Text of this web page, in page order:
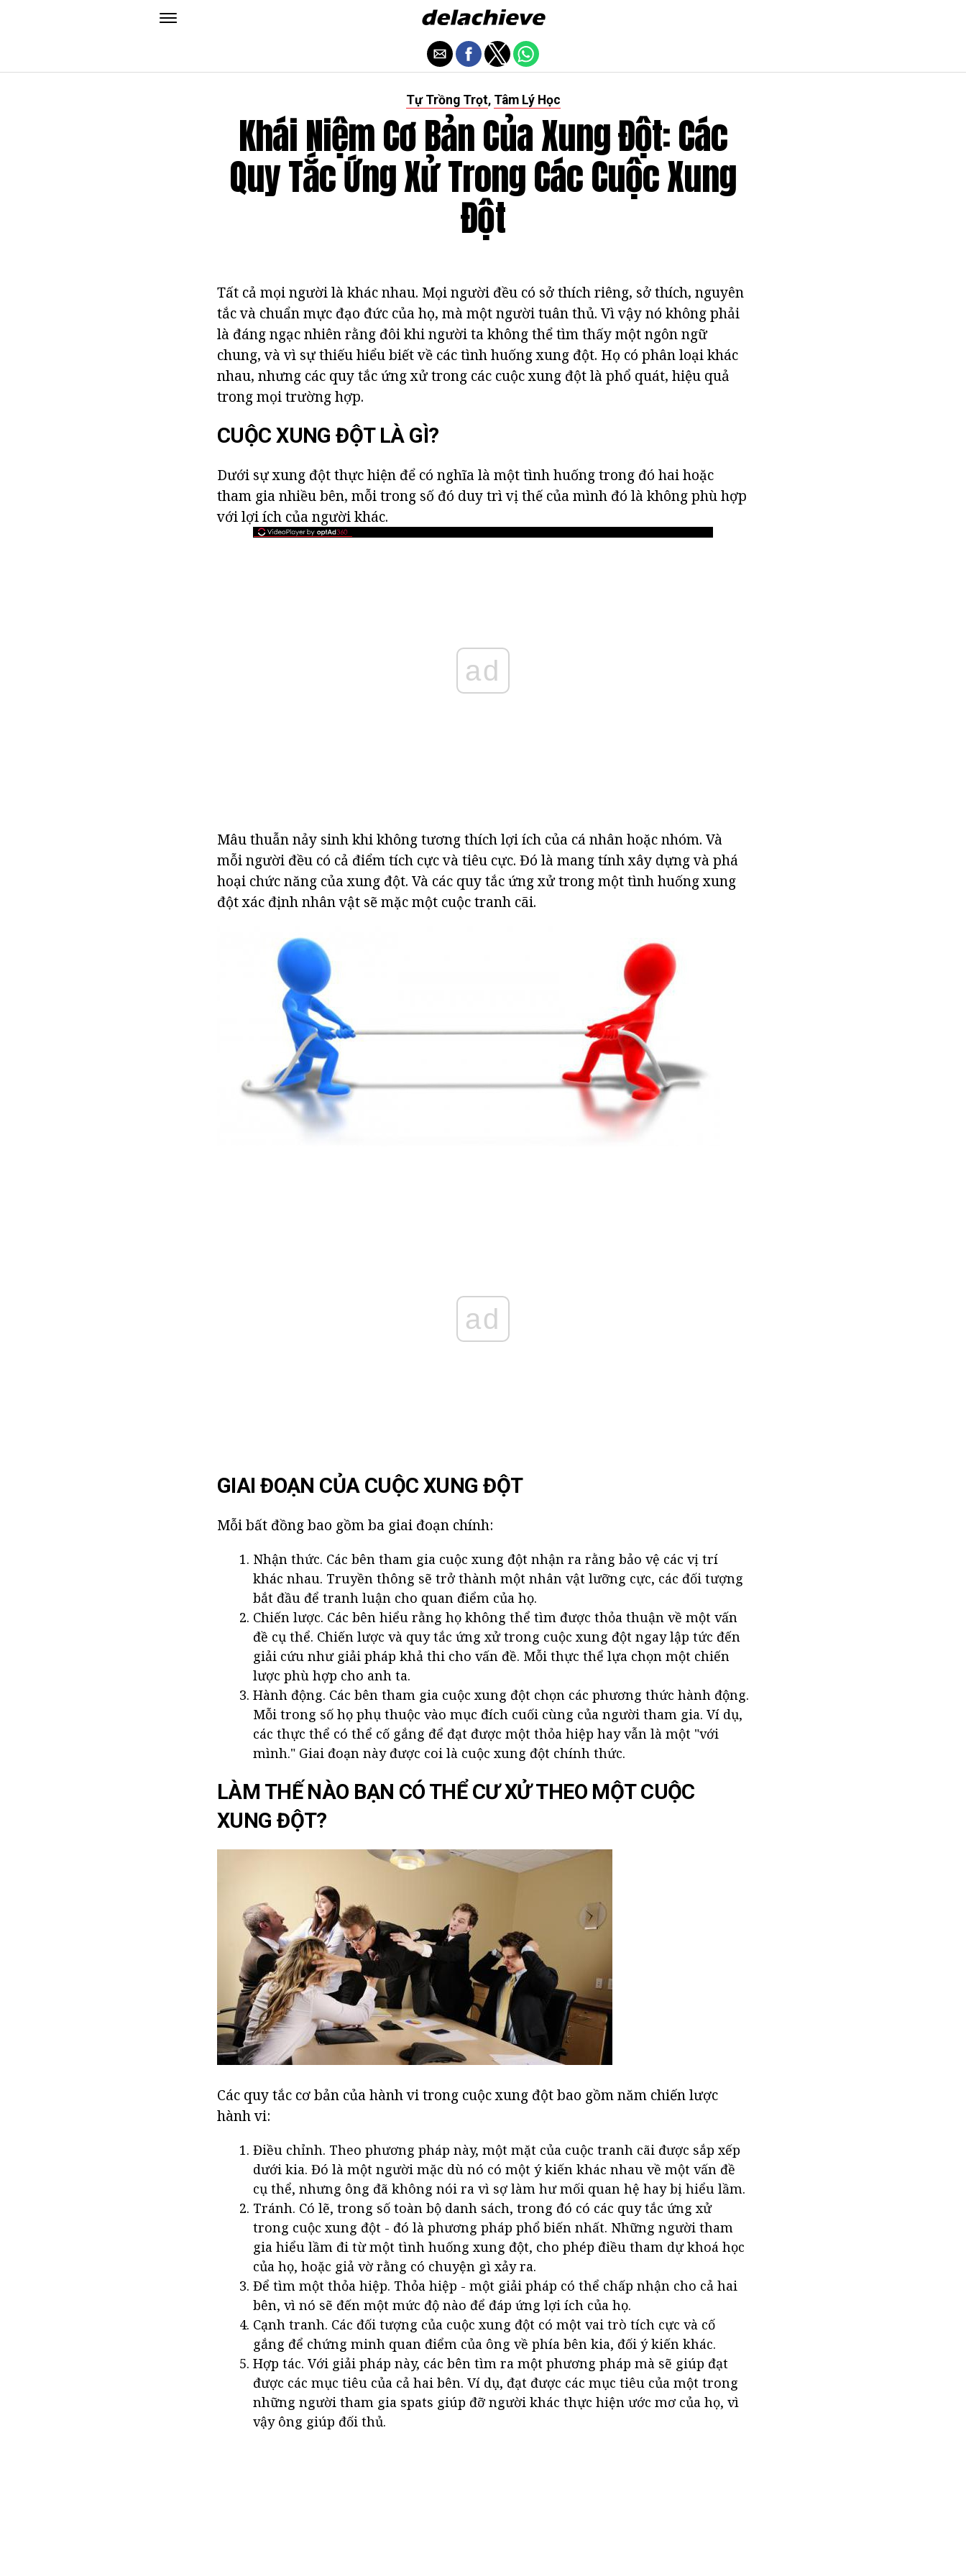
Tự Trồng Trọt, Tâm Lý Học
Khái Niệm Cơ Bản Của Xung Đột: Các
Quy Tắc Ứng Xử Trong Các Cuộc Xung
Đột
Tất cả mọi người là khác nhau. Mọi người đều có sở thích riêng, sở thích, nguyên
tắc và chuẩn mực đạo đức của họ, mà một người tuân thủ. Vì vậy nó không phải
là đáng ngạc nhiên rằng đôi khi người ta không thể tìm thấy một ngôn ngữ
chung, và vì sự thiếu hiểu biết về các tình huống xung đột. Họ có phân loại khác
nhau, nhưng các quy tắc ứng xử trong các cuộc xung đột là phổ quát, hiệu quả
trong mọi trường hợp.
CUỘC XUNG ĐỘT LÀ GÌ?
Dưới sự xung đột thực hiện để có nghĩa là một tình huống trong đó hai hoặc
tham gia nhiều bên, mỗi trong số đó duy trì vị thế của mình đó là không phù hợp
với lợi ích của người khác.
ad
Mâu thuẫn nảy sinh khi không tương thích lợi ích của cá nhân hoặc nhóm. Và
mỗi người đều có cả điểm tích cực và tiêu cực. Đó là mang tính xây dựng và phá
hoại chức năng của xung đột. Và các quy tắc ứng xử trong một tình huống xung
đột xác định nhân vật sẽ mặc một cuộc tranh cãi.
ad
GIAI ĐOẠN CỦA CUỘC XUNG ĐỘT
Mỗi bất đồng bao gồm ba giai đoạn chính:
Nhận thức. Các bên tham gia cuộc xung đột nhận ra rằng bảo vệ các vị trí
khác nhau. Truyền thông sẽ trở thành một nhân vật lưỡng cực, các đối tượng
bắt đầu để tranh luận cho quan điểm của họ.
Chiến lược. Các bên hiểu rằng họ không thể tìm được thỏa thuận về một vấn
đề cụ thể. Chiến lược và quy tắc ứng xử trong cuộc xung đột ngay lập tức đến
giải cứu như giải pháp khả thi cho vấn đề. Mỗi thực thể lựa chọn một chiến
lược phù hợp cho anh ta.
Hành động. Các bên tham gia cuộc xung đột chọn các phương thức hành động.
Mỗi trong số họ phụ thuộc vào mục đích cuối cùng của người tham gia. Ví dụ,
các thực thể có thể cố gắng để đạt được một thỏa hiệp hay vẫn là một "với
mình." Giai đoạn này được coi là cuộc xung đột chính thức.
LÀM THẾ NÀO BẠN CÓ THỂ CƯ XỬ THEO MỘT CUỘC
XUNG ĐỘT?
Các quy tắc cơ bản của hành vi trong cuộc xung đột bao gồm năm chiến lược
hành vi:
Điều chỉnh. Theo phương pháp này, một mặt của cuộc tranh cãi được sắp xếp
dưới kia. Đó là một người mặc dù nó có một ý kiến khác nhau về một vấn đề
cụ thể, nhưng ông đã không nói ra vì sợ làm hư mối quan hệ hay bị hiểu lầm.
Tránh. Có lẽ, trong số toàn bộ danh sách, trong đó có các quy tắc ứng xử
trong cuộc xung đột - đó là phương pháp phổ biến nhất. Những người tham
gia hiểu lầm đi từ một tình huống xung đột, cho phép điều tham dự khoá học
của họ, hoặc giả vờ rằng có chuyện gì xảy ra.
Để tìm một thỏa hiệp. Thỏa hiệp - một giải pháp có thể chấp nhận cho cả hai
bên, vì nó sẽ đến một mức độ nào để đáp ứng lợi ích của họ.
Cạnh tranh. Các đối tượng của cuộc xung đột có một vai trò tích cực và cố
gắng để chứng minh quan điểm của ông về phía bên kia, đối ý kiến khác.
Hợp tác. Với giải pháp này, các bên tìm ra một phương pháp mà sẽ giúp đạt
được các mục tiêu của cả hai bên. Ví dụ, đạt được các mục tiêu của một trong
những người tham gia spats giúp đỡ người khác thực hiện ước mơ của họ, vì
vậy ông giúp đối thủ.